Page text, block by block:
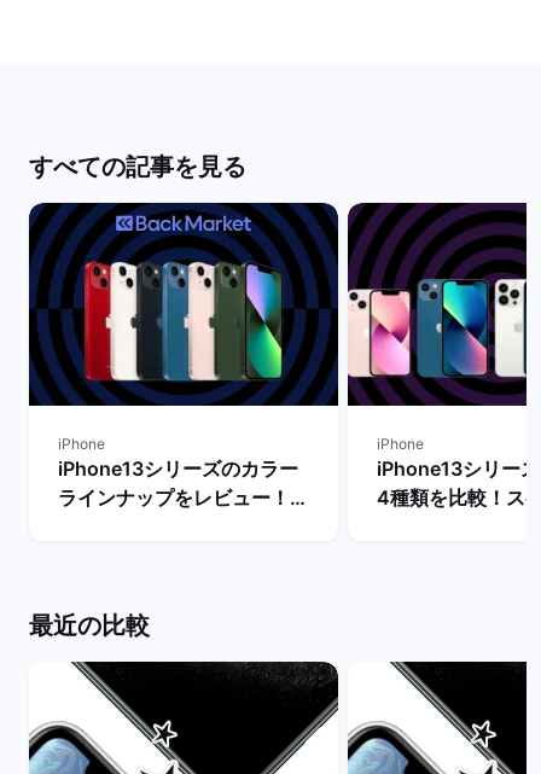
すべての記事を見る
iPhone
iPhone13シリーズのカラー
ラインナップをレビュー！
iPhone
iPhone13シリー
4種類を比較！ス
最近の比較